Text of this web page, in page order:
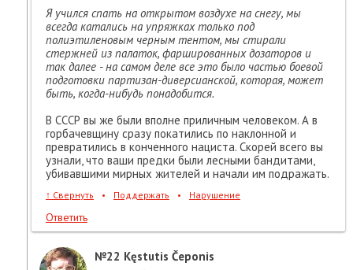
Я учился спать на открытом воздухе на снегу, мы
всегда катались на упряжках только под
полиэтиленовым черным тентом, мы стирали
стержней из палаток, фаршированных дозаторов и
так далее - на самом деле все это было частью боевой
подготовки партизан-диверсианской, которая, может
быть, когда-нибудь понадобится.
В СССР вы же были вполне приличным человеком. А в
горбачевщину сразу покатились по наклонной и
превратились в конченного нациста. Скорей всего вы
узнали, что ваши предки были лесными бандитами,
убивавшими мирных жителей и начали им подражать.
↑ Свернуть • Поддержать • Нарушение
Ответить
№22 Kęstutis Čeponis